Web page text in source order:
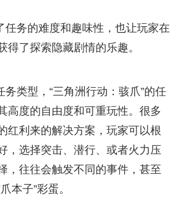
任务的难度和趣味性，也让玩家在
得了探索隐藏剧情的乐趣。
务类型，“三角洲行动：骇爪”的任
高度的自由度和可重玩性。很多
红利来的解决方案，玩家可以根
，选择突击、潜行、或者火力压
，往往会触发不同的事件，甚至
本子”彩蛋。